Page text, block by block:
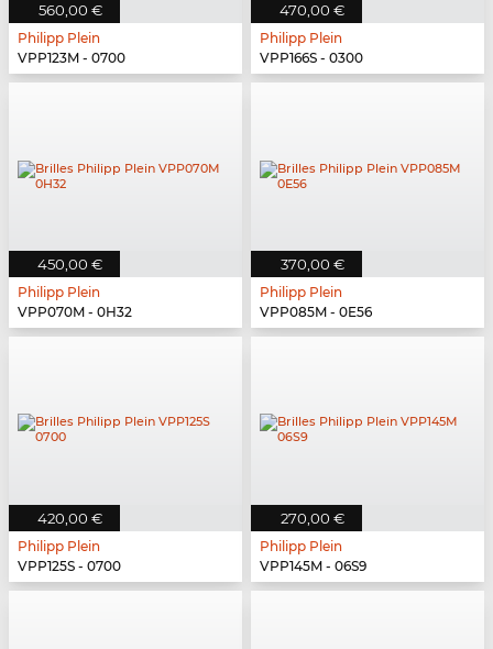
560,00 €
Philipp Plein
VPP123M - 0700
470,00 €
Philipp Plein
VPP166S - 0300
450,00 €
Philipp Plein
VPP070M - 0H32
370,00 €
Philipp Plein
VPP085M - 0E56
420,00 €
Philipp Plein
VPP125S - 0700
270,00 €
Philipp Plein
VPP145M - 06S9